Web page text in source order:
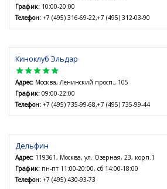
График: 10:00-20:00
Телефон: +7 (495) 316-69-22,+7 (495) 312-03-90
Киноклуб Эльдар
star
star
star
star
star
Адрес: Москва, Ленинский просп., 105
График: 09:00-22:00
Телефон: +7 (495) 735-99-68,+7 (495) 735-99-44
Дельфин
Адрес: 119361, Москва, ул. Озерная, 23, корп.1
График: пн-пт 11:00-20:00, сб 14:00-18:00
Телефон: +7 (495) 430-93-73